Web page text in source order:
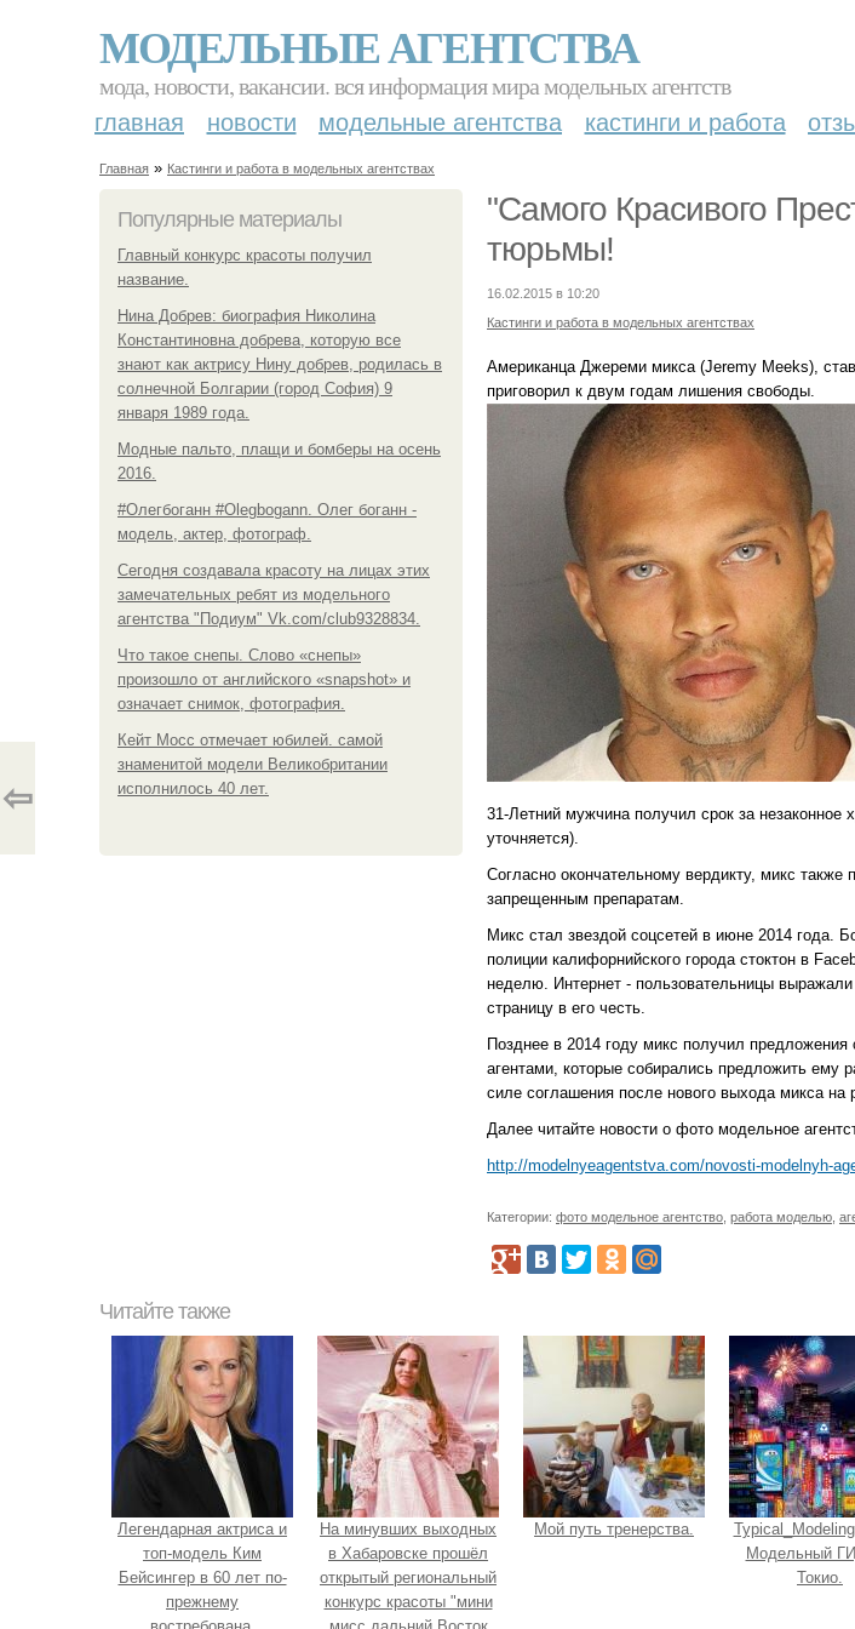
МОДЕЛЬНЫЕ АГЕНТСТВА
мода, новости, вакансии. вся информация мира модельных агентств
главная новости модельные агентства кастинги и работа
Главная » Кастинги и работа в модельных агентствах
Популярные материалы
Главный конкурс красоты получил
название.
Нина Добрев: биография Николина
Константиновна добрева, которую все
знают как актрису Нину добрев, родилась в
солнечной Болгарии (город София) 9
января 1989 года.
Модные пальто, плащи и бомберы на осень
2016.
#Олегбоганн #Olegbogann. Олег боганн -
модель, актер, фотограф.
Сегодня создавала красоту на лицах этих
замечательных ребят из модельного
агентства "Подиум" Vk.com/club9328834.
Что такое снепы. Слово «снепы»
произошло от английского «snapshot» и
означает снимок, фотография.
Кейт Мосс отмечает юбилей. самой
знаменитой модели Великобритании
исполнилось 40 лет.
"Самого Красивого
тюрьмы!
16.02.2015 в 10:20
Кастинги и работа в модельных агентствах
Американца Джереми микса (Jeremy Meeks),
приговорил к двум годам лишения свободы.
31-Летний мужчина получил срок за
уточняется).
Согласно окончательному вердикту, микс
запрещенным препаратам.
Микс стал звездой соцсетей в июне 2014 года.
полиции калифорнийского города стоктон в
неделю. Интернет - пользовательницы
страницу в его честь.
Позднее в 2014 году микс получил
агентами, которые собирались предложить
силе соглашения после нового выхода микса на
Далее читайте новости о фото модельное
http://modelnyeagentstva.com/novosti-modelnyh-
Категории: фото модельное агентство работа моделью
⇦
Читайте также
Легендарная актриса и
топ-модель Ким
Бейсингер в 60 лет по-
прежнему
На минувших выходных
в Хабаровске прошёл
открытый региональный
конкурс красоты "мини
Мой путь тренерства.
Модельный
Токио.